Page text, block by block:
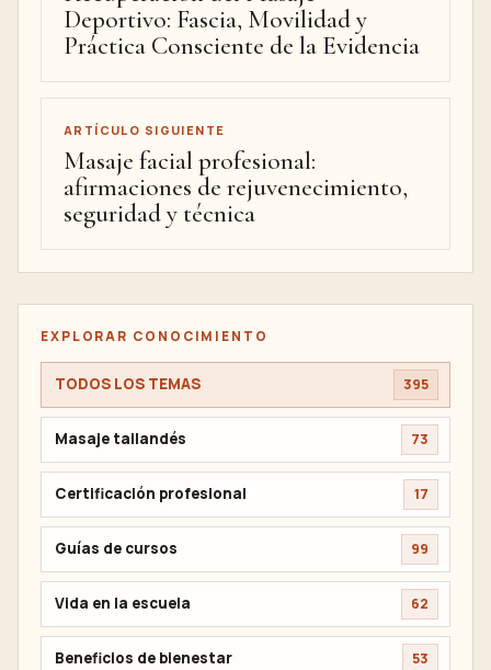
Deportivo: Fascia, Movilidad y
Práctica Consciente de la Evidencia
ARTÍCULO SIGUIENTE
Masaje facial profesional:
afirmaciones de rejuvenecimiento,
seguridad y técnica
EXPLORAR CONOCIMIENTO
TODOS LOS TEMAS 395
Masaje tailandés 73
Certificación profesional 17
Guías de cursos 99
Vida en la escuela 62
Beneficios de bienestar 53